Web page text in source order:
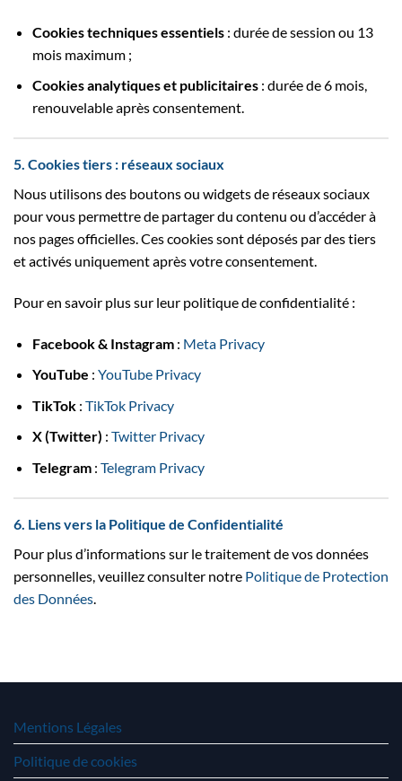
Cookies techniques essentiels: durée de session ou 13
mois maximum ;
Cookies analytiques et publicitaires: durée de 6 mois,
renouvelable après consentement.
5. Cookies tiers : réseaux sociaux
Nous utilisons des boutons ou widgets de réseaux sociaux
pour vous permettre de partager du contenu ou d’accéder à
nos pages officielles. Ces cookies sont déposés par des tiers
et activés uniquement après votre consentement.
Pour en savoir plus sur leur politique de confidentialité :
Facebook & Instagram: Meta Privacy
YouTube : YouTube Privacy
TikTok: TikTok Privacy
X (Twitter) : Twitter Privacy
Telegram: Telegram Privacy
6. Liens vers la Politique de Confidentialité
Pour plus d’informations sur le traitement de vos données
personnelles, veuillez consulter notre Politique de Protection
des Données.
Mentions Légales
Politique de cookies